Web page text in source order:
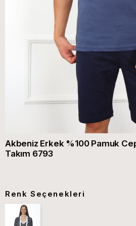
Akbeniz Erkek %100 Pamuk
Takım 6793
Renk Seçenekleri